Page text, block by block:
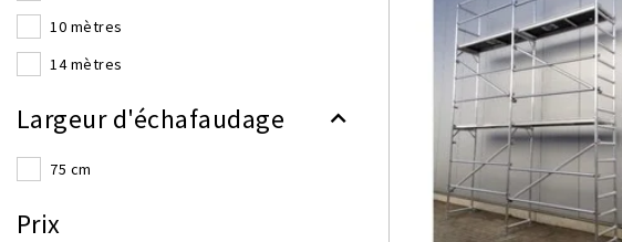
10 mètres
14 mètres
Largeur d'échafaudage
75 cm
Prix